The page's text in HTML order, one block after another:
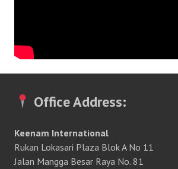
Office Address:
Keenam International
Rukan Lokasari Plaza Blok A No 11
Jalan Mangga Besar Raya No. 81